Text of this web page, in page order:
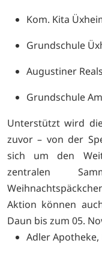
Kom. Kita
Grundschule
Augustiner
Grundschule
Unterstützt wird
zuvor – von der
sich um den
zentralen
Aktion können
Daun bis zum 05.
Adler Apotheke,